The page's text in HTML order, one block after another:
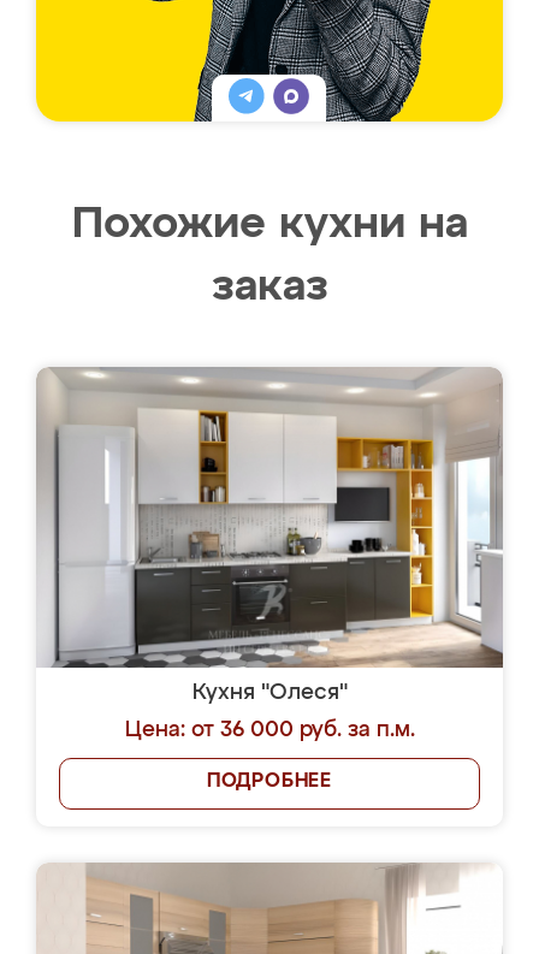
Похожие кухни на
заказ
Кухня "Олеся"
Цена: от 36 000 руб. за п.м.
ПОДРОБНЕЕ